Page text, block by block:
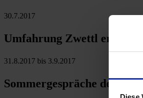
30.7.2017
Umfahrung Zwettl eröffnet
31.8.2017 bis 3.9.2017
Sommergespräche der